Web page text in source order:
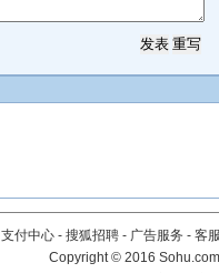
支付中心 - 搜狐招聘 - 广告服务 - 客
Copyright©2016